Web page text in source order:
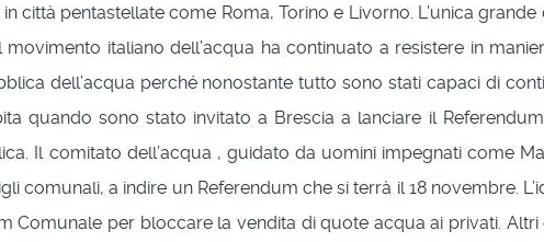
città pentastellate come Roma, Torino e Livorno. L’unica
italiano dell’acqua ha continuato a resistere in
dell’acqua perché nonostante tutto sono stati capaci di
quando sono stato invitato a Brescia a lanciare il
Il comitato dell’acqua , guidato da uomini impegnati come
comunali, a indire un Referendum che si terrà il 18 novembre.
Comunale per bloccare la vendita di quote acqua ai privati.